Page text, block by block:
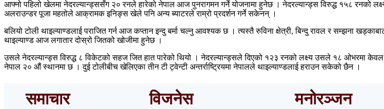
आफ्नो पहिलो खेलमा नेदरल्यान्ड्ससँग २० रनले हारेको नेपाल आज पुनरागमन गर्ने योजनामा हुनेछ । नेदरल्यान्ड्स विरुद्ध १५८ रनको
अलराउन्डर पूजा महतोले आक्रामक इनिङ्स खेले पनि अन्य ब्याटरले राम्रो प्रदर्शन गर्ने सकेनन् ।
बलियो टोली थाइल्याण्डलाई पराजित गर्न आज कप्तान इन्दु बर्मा चल्नु आवश्यक छ । त्यस्तै रुविना क्षेत्री, बिन्दु रावल र सम्झना
थाइल्याण्ड आज लगातार दोस्रो जितको खोजीमा हुनेछ ।
उसले नेदरल्यान्ड्स विरुद्ध ८ विकेटको सहज जित हात पारेको थियो । नेदरल्यान्ड्सले दिएको १२३ रनको लक्ष्य उसले १८ ओभरमा केवल २
नेपाल २० औं स्थानमा छ । दुई टोलीबीच खेलिएका तीन टी ट्वेन्टी अन्तर्राष्ट्रियमा नेपालले थाइल्याण्डलाई हराउन सकेको छैन ।
समाचार विजनेस मनोरञ्जन